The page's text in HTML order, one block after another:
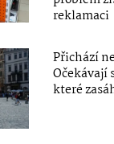
reklamaci
Přichází
Očekávají
které